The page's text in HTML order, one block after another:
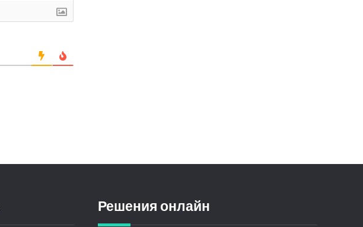
Решения онлайн